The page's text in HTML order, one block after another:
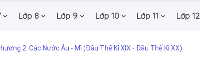
Lớp 8 Lớp 9 Lớp 10 Lớp 11 Lớp 12
2: Các Nước Âu - Mĩ (Đầu Thế Kỉ XIX - Đầu Thế Kỉ XX)